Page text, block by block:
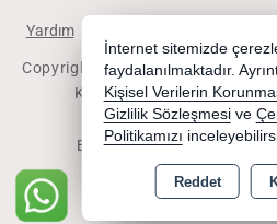
Yardım
Copyright 2026
Kredi kartı bilgileriniz
Bu site AKINSOFT E-
İnternet sitemizde
faydalanılmaktadır.
Kişisel Verilerin
Gizlilik Sözleşmesi ve
Politikamızı
Reddet